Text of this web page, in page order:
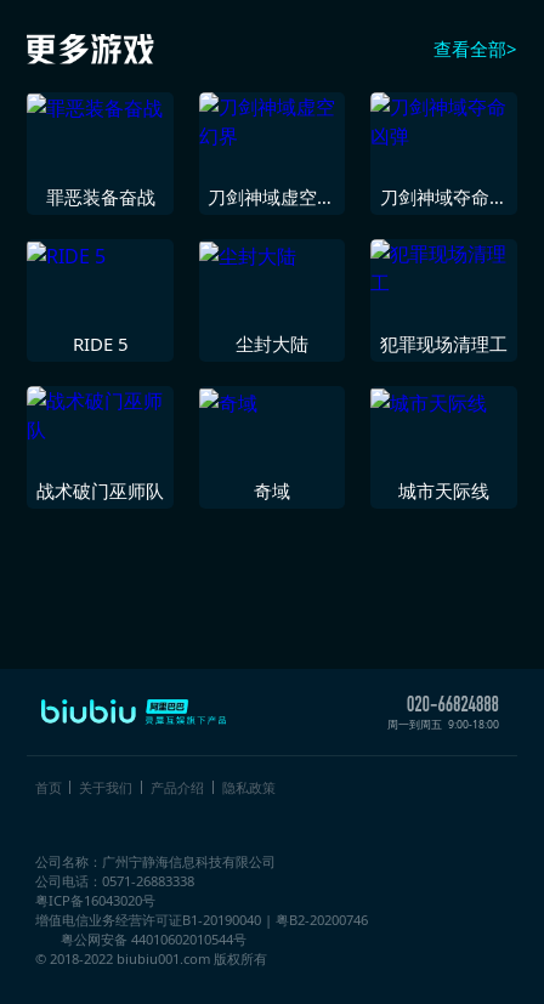
查看全部>
罪恶装备奋战
刀剑神域虚空幻
刀剑神域夺命凶
RIDE 5 尘封大陆 犯罪现场清理工
战术破门巫师队 奇域 城市天际线
周一到周五 9:00-18:00
首页 关于我们 产品介绍 隐私政策
公司名称：广州宁静海信息科技有限公司
公司电话：0571-26883338
粤ICP备16043020号
增值电信业务经营许可证B1-20190040 | 粤B2-20200746
粤公网安备 44010602010544号
© 2018-2022 biubiu001.com 版权所有